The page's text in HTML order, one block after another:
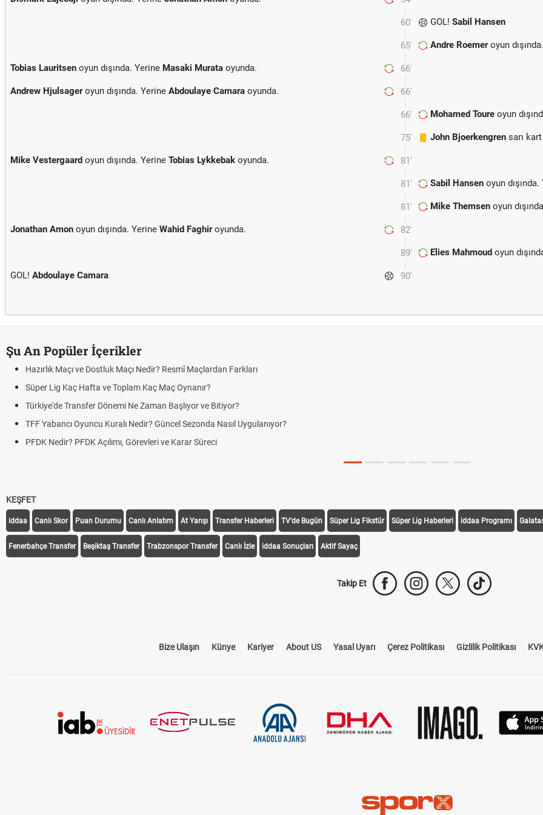
60' GOL! Sabil Hansen
65' Andre Roemeroyun
66'
Tobias Lauritsen oyun dışında. Yerine Masaki Murata oyunda.
66'
Andrew Hjulsageroyun dışında. Yerine Abdoulaye Camara oyunda.
66' Mohamed Toure oyun
75' John Bjoerkengren sarı
81'
Mike Vestergaard oyun dışında. Yerine Tobias Lykkebak oyunda.
81' Sabil Hansen oyun
81' Mike Themsen oyun
82'
Jonathan Amon oyun dışında. Yerine Wahid Faghiroyunda.
89' Elies Mahmoud oyun
90'
GOL! Abdoulaye Camara
Şu An Popüler İçerikler
Hazırlık Maçı ve Dostluk Maçı Nedir? Resmî Maçlardan Farkları
Süper Lig Kaç Hafta ve Toplam Kaç Maç Oynanır?
Türkiye'de Transfer Dönemi Ne Zaman Başlıyor ve Bitiyor?
TFF Yabancı Oyuncu Kuralı Nedir? Güncel Sezonda Nasıl Uygulanıyor?
PFDK Nedir? PFDK Açılımı, Görevleri ve Karar Süreci
KEŞFET
iddaa Canlı Skor Puan Durumu Canlı Anlatım At Yarışı Transfer Haberleri TV'de Bugün Süper Lig Fikstür Süper Lig Haberleri iddaa Programı
Fenerbahçe Transfer Beşiktaş Transfer Trabzonspor Transfer Canlı İzle iddaa Sonuçları Aktif Sayaç
Takip Et
Bize Ulaşın Künye Kariyer About US Yasal Uyarı Çerez Politikası Gizlilik Politikası